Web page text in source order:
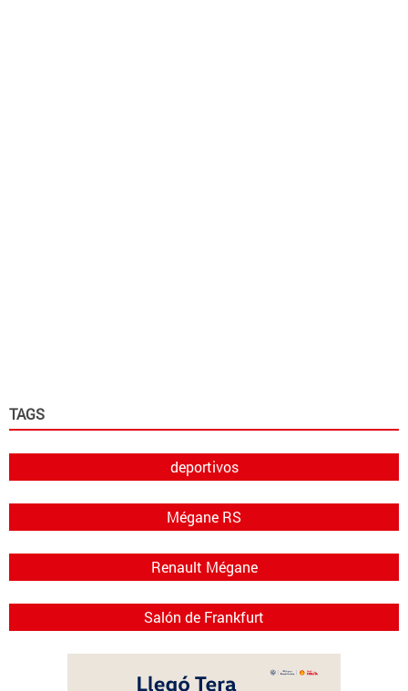
TAGS
deportivos
Mégane RS
Renault Mégane
Salón de Frankfurt